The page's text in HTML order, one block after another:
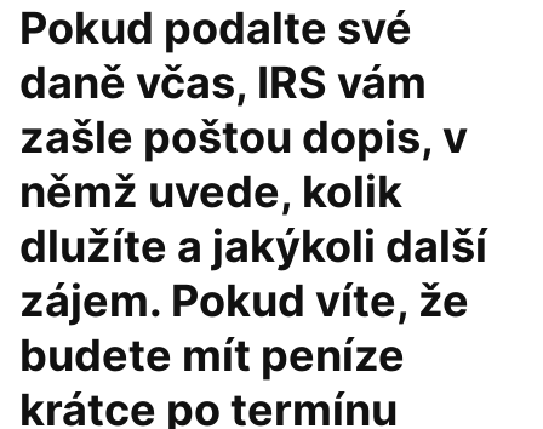
Pokud podalte své
daně včas, IRS vám
zašle poštou dopis, v
němž uvede, kolik
dlužíte a jakýkoli další
zájem. Pokud víte, že
budete mít peníze
krátce po termínu